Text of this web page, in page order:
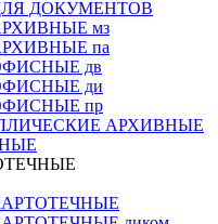
ДОКУМЕНТОВ
мз
па
дв
ди
пр
АРХИВНЫЕ